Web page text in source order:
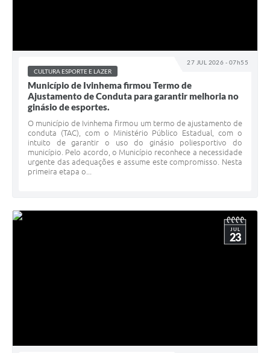
27 JUL 2026 - 07h55
CULTURA ESPORTE E LAZER
Município de Ivinhema firmou Termo de
Ajustamento de Conduta para garantir melhoria no
ginásio de esportes.
O município de Ivinhema firmou um termo de ajustamento de
conduta (TAC), com o Ministério Público Estadual, com o
intuito de garantir o uso do ginásio poliesportivo do
município. Pelo acordo, o Município reconhece a necessidade
urgente das adequações e assume este compromisso. Nesta
primeira etapa o...
JUL
23